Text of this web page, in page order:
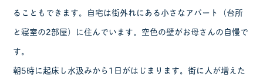
ることもできます。自宅は街外れにある小さなアパート（台所
と寝室の2部屋）に住んでいます。空色の壁がお母さんの自慢で
す。
朝5時に起床し水汲みから1日がはじまります。街に人が増えた